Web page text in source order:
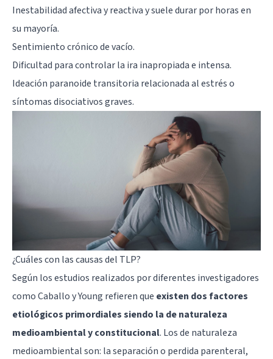
Inestabilidad afectiva y reactiva y suele durar por horas en
su mayoría.
Sentimiento crónico de vacío.
Dificultad para controlar la ira inapropiada e intensa.
Ideación paranoide transitoria relacionada al estrés o
síntomas disociativos graves.
¿Cuáles con las causas del TLP?
Según los estudios realizados por diferentes investigadores
como Caballo y Young refieren que existen dos factores
etiológicos primordiales siendo la de naturaleza
medioambiental y constitucional. Los de naturaleza
medioambiental son: la separación o perdida parenteral,